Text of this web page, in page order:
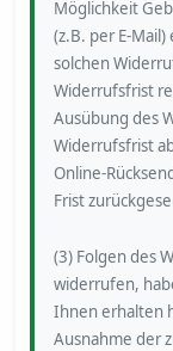
Möglichkeit
(z.B. per E-
solchen
Widerrufsfrist
Ausübung des
Widerrufsfrist
Online-
Frist
(3) Folgen des
widerrufen,
Ihnen erhalten
Ausnahme der